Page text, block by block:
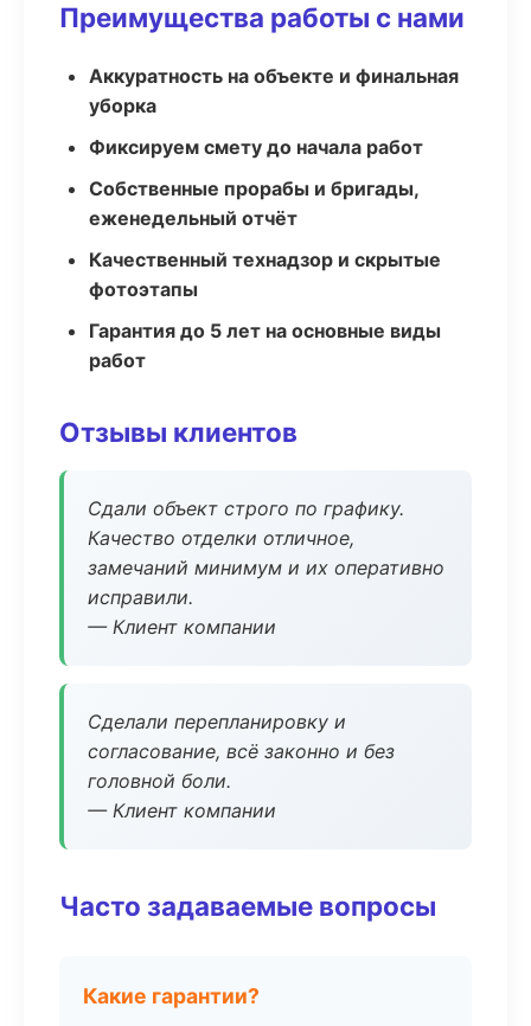
Преимущества работы с нами
Аккуратность на объекте и финальная
уборка
Фиксируем смету до начала работ
Собственные прорабы и бригады,
еженедельный отчёт
Качественный технадзор и скрытые
фотоэтапы
Гарантия до 5 лет на основные виды
работ
Отзывы клиентов
Сдали объект строго по графику.
Качество отделки отличное,
замечаний минимум и их оперативно
исправили.
— Клиент компании
Сделали перепланировку и
согласование, всё законно и без
головной боли.
— Клиент компании
Часто задаваемые вопросы
Какие гарантии?